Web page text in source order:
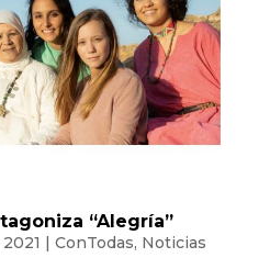
“Alegría”
| ConTodas, Noticias